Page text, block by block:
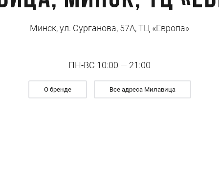
Минск, ул. Сурганова, 57А, ТЦ «Европа»
ПН-ВС 10:00 — 21:00
О бренде Все адреса Милавица